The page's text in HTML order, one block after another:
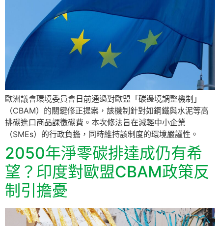
歐洲議會環境委員會日前通過對歐盟「碳邊境調整機制」
（CBAM）的關鍵修正提案，該機制針對如鋼鐵與水泥等高
排碳進口商品課徵碳費。本次修法旨在減輕中小企業
（SMEs）的行政負擔，同時維持該制度的環境嚴謹性。
2050年淨零碳排達成仍有希
望？印度對歐盟CBAM政策反
制引擔憂